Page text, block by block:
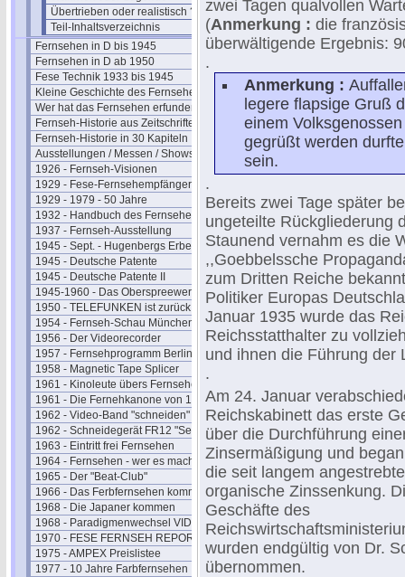
Übertrieben oder realistisch ?
Teil-Inhaltsverzeichnis
Fernsehen in D bis 1945
Fernsehen in D ab 1950
Fese Technik 1933 bis 1945
Kleine Geschichte des Fernsehens
Wer hat das Fernsehen erfunden?
Fernseh-Historie aus Zeitschriften
Fernseh-Historie in 30 Kapiteln
Ausstellungen / Messen / Shows
1926 - Fernseh-Visionen
1929 - Fese-Fernsehempfänger
1929 - 1979 - 50 Jahre
1932 - Handbuch des Fernsehens
1937 - Fernseh-Ausstellung
1945 - Sept. - Hugenbergs Erbe
1945 - Deutsche Patente
1945 - Deutsche Patente II
1945-1960 - Das Oberspreewerk
1950 - TELEFUNKEN ist zurück
1954 - Fernseh-Schau München
1956 - Der Videorecorder
1957 - Fernsehprogramm Berlin
1958 - Magnetic Tape Splicer
1961 - Kinoleute übers Fernsehen
1961 - Die Fernehkanone von 1936
1962 - Video-Band "schneiden"
1962 - Schneidegerät FR12 "Senior"
1963 - Eintritt frei Fernsehen
1964 - Fernsehen - wer es macht
1965 - Der "Beat-Club"
1966 - Das Ferbfernsehen kommt
1968 - Die Japaner kommen
1968 - Paradigmenwechsel VIDEO
1970 - FESE FERNSEH REPORT
1975 - AMPEX Preislistee
1977 - 10 Jahre Farbfernsehen
zwei Tagen qualvollen
(Anmerkung : die
überwältigende Ergebnis:
.
Anmerkung :
legere flapsige Gruß
einem
gegrüßt werden
sein.
.
Bereits zwei Tage später
ungeteilte Rückgliederung
Staunend vernahm es die
,,Goebbelssche
zum Dritten Reiche
Politiker Europas
Januar 1935 wurde das
Reichsstatthalter zu
und ihnen die Führung der
.
Am 24. Januar
Reichskabinett das erste
über die Durchführung
Zinsermäßigung und
die seit langem angestrebte
organische Zinssenkung.
Geschäfte des
wurden endgültig von Dr.
übernommen.